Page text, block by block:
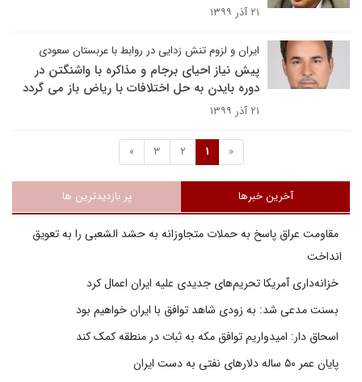
۲۱ آذر ۱۳۹۹
ایران و لزوم تنش زدایی در روابط با عربستان سعودی
پیش نیاز احیای برجام و مذاکره با واشنگتن در
دوره بایدن به حل اختلافات با ریاض باز می گردد
۲۱ آذر ۱۳۹۹
«
1
2
3
»
آخرین خبرها پر بازدیدترین ها
مقاومت عراق پاسخ به حملات متجاوزانه به حشد الشعبی را به تعویق
انداخت
خزانه‌داری آمریکا تحریم‌های جدیدی علیه ایران اعمال کرد
بسنت مدعی شد: به زودی شاهد توافق با ایران خواهیم بود
اسحاق دار: امیدواریم توافق مکه به ثبات در منطقه کمک کند
پایان عمر ۵۰ ساله دلارهای نفتی به دست ایران